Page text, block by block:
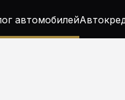
автомобилей